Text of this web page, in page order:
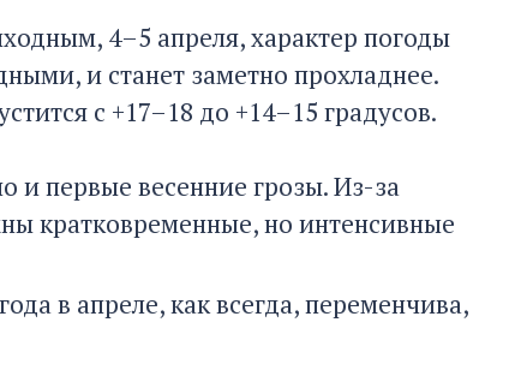
4–5 апреля, характер погоды
и станет заметно прохладнее.
с +17–18 до +14–15 градусов.
и первые весенние грозы. Из-за
кратковременные, но интенсивные
в апреле, как всегда, переменчива,